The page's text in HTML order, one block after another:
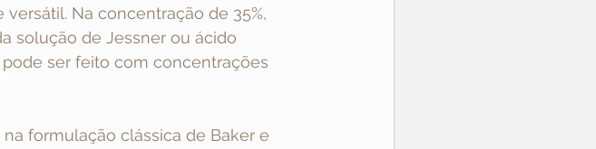
Na concentração de 35%,
solução de Jessner ou ácido
ser feito com concentrações
formulação clássica de Baker e